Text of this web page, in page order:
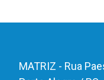
MATRIZ - Rua